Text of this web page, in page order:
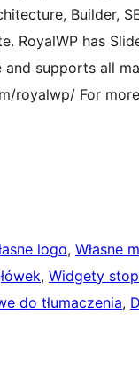
Builder,
RoyalWP has
supports all
royalwp/ For
logo, Własne
, Widgety
do tłumaczenia,